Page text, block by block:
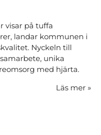
visar på tuffa
landar kommunen i
Nyckeln till
unika
med hjärta.
Läs mer »